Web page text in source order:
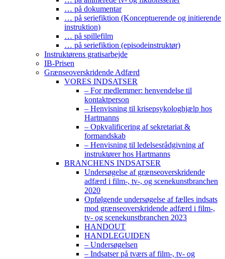
… på dokumentar
… på seriefiktion (Konceptuerende og initierende
instruktion)
… på spillefilm
… på seriefiktion (episodeinstruktør)
Instruktørens gratisarbejde
IB-Prisen
Grænseoverskridende Adfærd
VORES INDSATSER
– For medlemmer: henvendelse til
kontaktperson
– Henvisning til krisepsykologhjælp hos
Hartmanns
– Opkvalificering af sekretariat &
formandskab
– Henvisning til ledelsesrådgivning af
instruktører hos Hartmanns
BRANCHENS INDSATSER
Undersøgelse af grænseoverskridende
adfærd i film-, tv-, og scenekunstbranchen
2020
Opfølgende undersøgelse af fælles indsats
mod grænseoverskridende adfærd i film-,
tv- og scenekunstbranchen 2023
HANDOUT
HANDLEGUIDEN
– Undersøgelsen
– Indsatser på tværs af film-, tv- og